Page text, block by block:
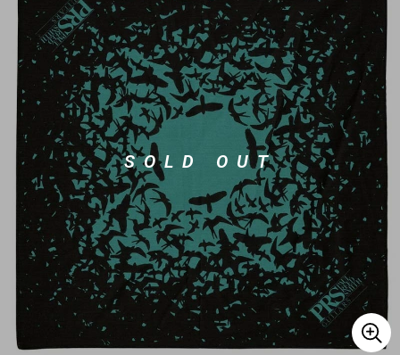
ベース ウクレレ
ドラム パーカッション
キーボード 電子ピアノ
管楽器 その他楽器
アンプ エフェクター
SOLD OUT